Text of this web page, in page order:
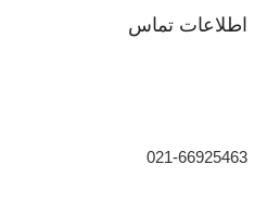
اطلاعات تماس
021-66925463